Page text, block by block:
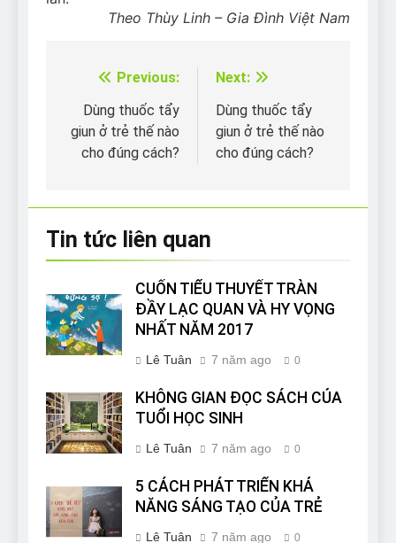
Theo Thùy Linh – Gia Đình Việt Nam
Điều
hướng
bài
Previous:
Dùng thuốc tẩy
giun ở trẻ thế nào
cho đúng cách?
Next:
Dùng thuốc tẩy
giun ở trẻ thế nào
cho đúng cách?
Tin tức liên quan
CUỐN TIỂU THUYẾT TRÀN
ĐẦY LẠC QUAN VÀ HY VỌNG
NHẤT NĂM 2017
Lê Tuân 7 năm ago 0
KHÔNG GIAN ĐỌC SÁCH CỦA
TUỔI HỌC SINH
Lê Tuân 7 năm ago 0
5 CÁCH PHÁT TRIỂN KHẢ
NĂNG SÁNG TẠO CỦA TRẺ
Lê Tuân 7 năm ago 0